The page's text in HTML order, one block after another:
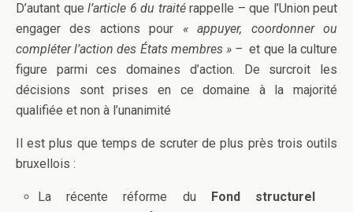
D’autant que l’article 6 du traitérappelle – que l’Union peut
engager des actions pour « appuyer, coordonner ou
compléter l’action des États membres » –et que la culture
figure parmi ces domaines d’action. De surcroit les
décisions sont prises en ce domaine à la majorité
qualifiée et non à l’unanimité
Il est plus que temps de scruter de plus près trois outils
bruxellois :
La récente réforme du Fond structurel